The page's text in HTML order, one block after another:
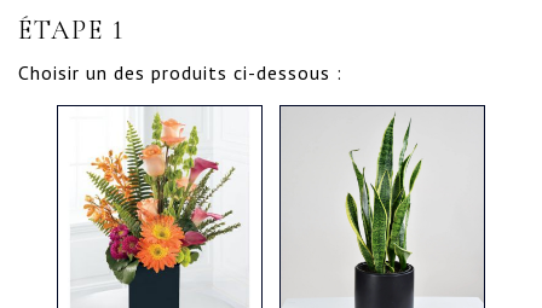
ÉTAPE 1
Choisir un des produits ci-dessous :